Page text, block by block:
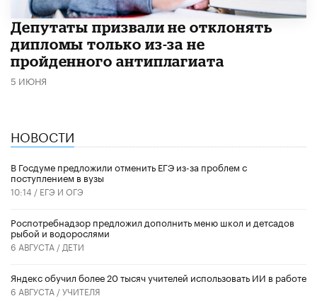
Депутаты призвали не отклонять
дипломы только из-за не
пройденного антиплагиата
5 ИЮНЯ
НОВОСТИ
В Госдуме предложили отменить ЕГЭ из-за проблем с
поступлением в вузы
10:14 / ЕГЭ И ОГЭ
Роспотребнадзор предложил дополнить меню школ и детсадов
рыбой и водорослями
6 АВГУСТА / ДЕТИ
​Яндекс обучил более 20 тысяч учителей использовать ИИ в работе
6 АВГУСТА /УЧИТЕЛЯ